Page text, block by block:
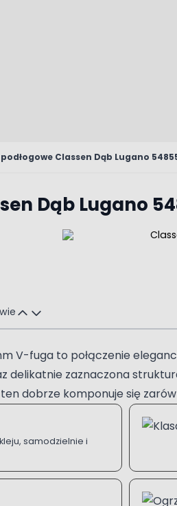
Classen Dąb Lugano
Dąb Lugano
V-fuga to połączenie
zaznaczona
dobrze komponuje się
samodzielnie i